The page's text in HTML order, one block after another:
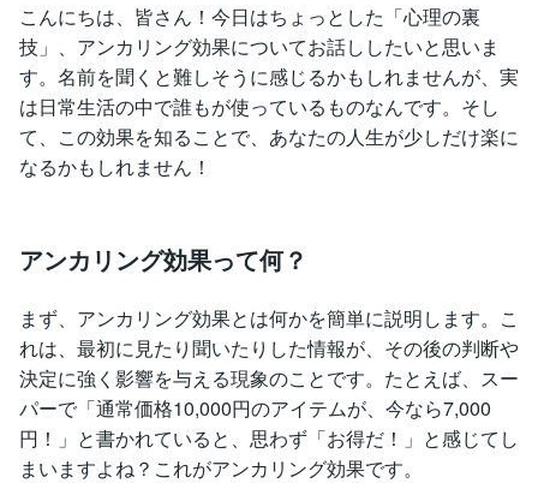
こんにちは、皆さん！今日はちょっとした「心理の裏
技」、アンカリング効果についてお話ししたいと思いま
す。名前を聞くと難しそうに感じるかもしれませんが、実
は日常生活の中で誰もが使っているものなんです。そし
て、この効果を知ることで、あなたの人生が少しだけ楽に
なるかもしれません！
アンカリング効果って何？
まず、アンカリング効果とは何かを簡単に説明します。こ
れは、最初に見たり聞いたりした情報が、その後の判断や
決定に強く影響を与える現象のことです。たとえば、スー
パーで「通常価格10,000円のアイテムが、今なら7,000
円！」と書かれていると、思わず「お得だ！」と感じてし
まいますよね？これがアンカリング効果です。